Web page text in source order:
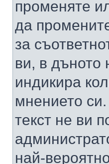
променяте
да
за
ви, в дъното
индикира
мнението
текст не ви
най-